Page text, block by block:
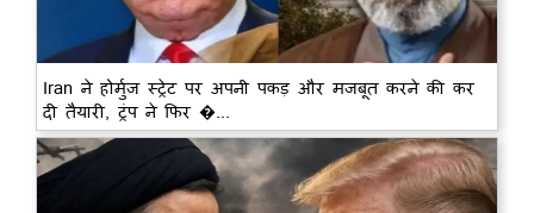
Iran ने होर्मुज स्ट्रेट पर अपनी पकड़ और मजबूत करने की कर
दी तैयारी, ट्रंप ने फिर �...